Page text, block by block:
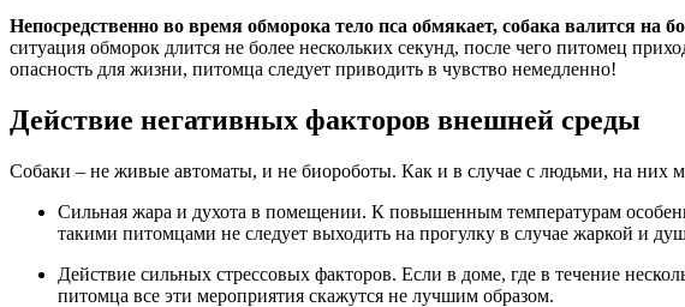
Непосредственно во время обморока тело пса обмякает, собака валится на
ситуация обморок длится не более нескольких секунд, после чего питомец
опасность для жизни, питомца следует приводить в чувство немедленно!
Действие негативных факторов внешней среды
Собаки – не живые автоматы, и не биороботы. Как и в случае с людьми, на них
Сильная жара и духота в помещении. К повышенным температурам
такими питомцами не следует выходить на прогулку в случае жаркой и
Действие сильных стрессовых факторов. Если в доме, где в течение
питомца все эти мероприятия скажутся не лучшим образом.